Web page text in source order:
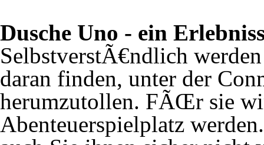
Dusche Uno - ein
SelbstverstÃ€ndlich
daran finden, unter der
herumzutollen. FÃŒr sie
Abenteuerspielplatz